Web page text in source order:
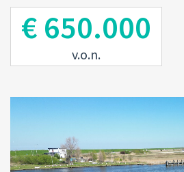
€ 650.000
v.o.n.